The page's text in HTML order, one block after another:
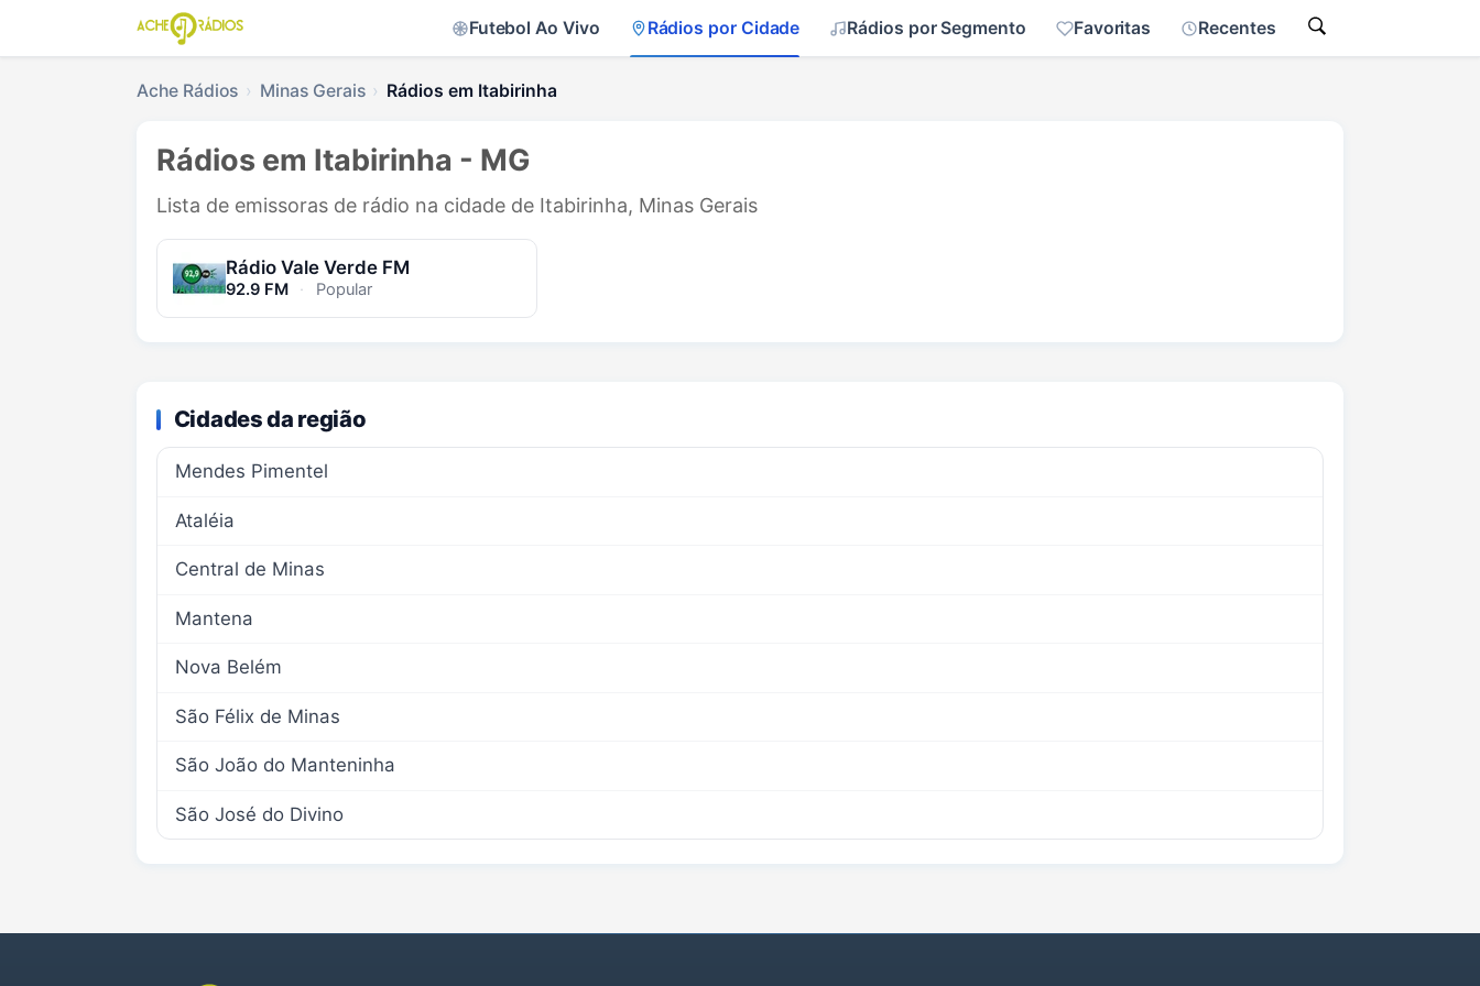
Futebol Ao Vivo Rádios por Cidade Rádios por Segmento Favoritas Recentes
Ache Rádios Minas Gerais Rádios em Itabirinha
Rádios em Itabirinha - MG
Lista de emissoras de rádio na cidade de Itabirinha, Minas Gerais
Rádio Vale Verde FM
92.9 FM · Popular
Cidades da região
Mendes Pimentel
Ataléia
Central de Minas
Mantena
Nova Belém
São Félix de Minas
São João do Manteninha
São José do Divino